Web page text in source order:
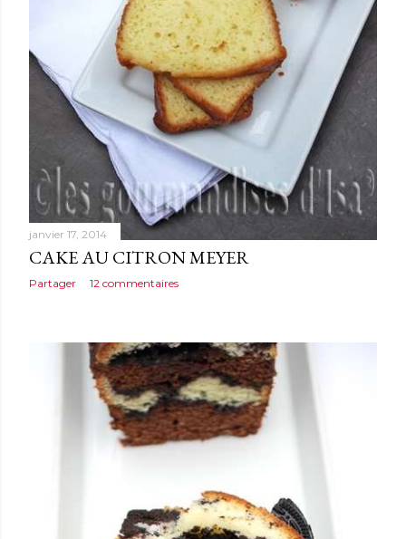
janvier 17, 2014
CAKE AU CITRON MEYER
Partager 12 commentaires